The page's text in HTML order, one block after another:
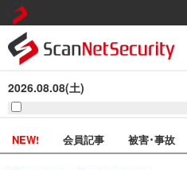
2026.08.08(土)
NEW! 会員記事 被害･事故